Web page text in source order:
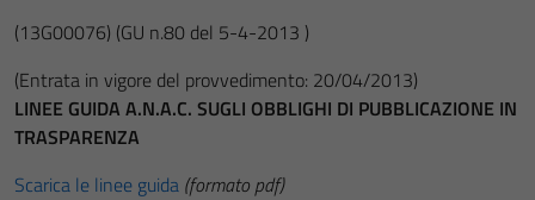
(13G00076) (GU n.80 del 5-4-2013 )
(Entrata in vigore del provvedimento: 20/04/2013)
LINEE GUIDA A.N.A.C. SUGLI OBBLIGHI DI PUBBLICAZIONE IN
TRASPARENZA
Scarica le linee guida (formato pdf)